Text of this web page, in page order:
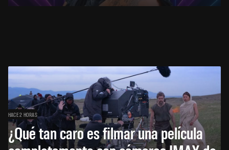
HACE 2 HORAS
¿Qué tan caro es filmar una película